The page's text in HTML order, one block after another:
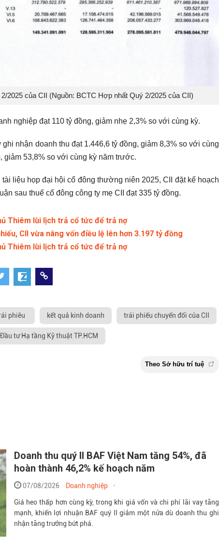
2025 của CII (Nguồn: BCTC Hợp nhất Quý 2/2025 của CII)
nghiệp đạt 110 tỷ đồng, giảm nhẹ 2,3% so với cùng kỳ.
nhận doanh thu đạt 1.446,6 tỷ đồng, giảm 8,3% so với cùng
giảm 53,8% so với cùng kỳ năm trước.
liệu họp đại hội cổ đông thường niên 2025, CII đặt kế hoạch
sau thuế cổ đông công ty mẹ CII đạt 335 tỷ đồng.
Thiêm lùi lịch trả cổ tức để trả nợ
CII vừa nâng vốn điều lệ lên hơn 3.197 tỷ đồng
Thiêm lùi lịch trả cổ tức để trả nợ
phiêu kết quả kinh doanh trái phiếu chuyển đổi của CII
tư Hạ tầng Kỹ thuật TP.HCM
Doanh thu quý II BAF Việt Nam tăng 54%, đã
hoàn thành 46,2% kế hoạch năm
07/08/2026 Doanh nghiệp
Giá heo thấp hơn cùng kỳ, trong khi giá vốn và chi phí lãi vay tăng
mạnh, khiến lợi nhuận BAF quý II giảm một nửa dù doanh thu ghi
nhận tăng trưởng bứt phá.